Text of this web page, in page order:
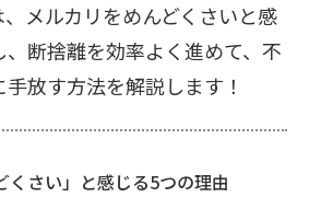
メルカリをめんどくさいと感
、断捨離を効率よく進めて、不
放す方法を解説します！
くさい」と感じる5つの理由